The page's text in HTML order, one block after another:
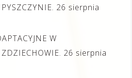
26 sierpnia
W
26 sierpnia